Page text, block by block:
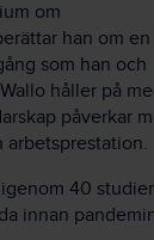
om
han om
som han och
håller på
påverkar
arbetsprestation.
40
innan